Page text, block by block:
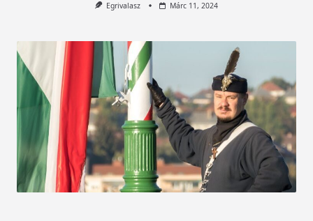
Egrivalasz Márc 11, 2024